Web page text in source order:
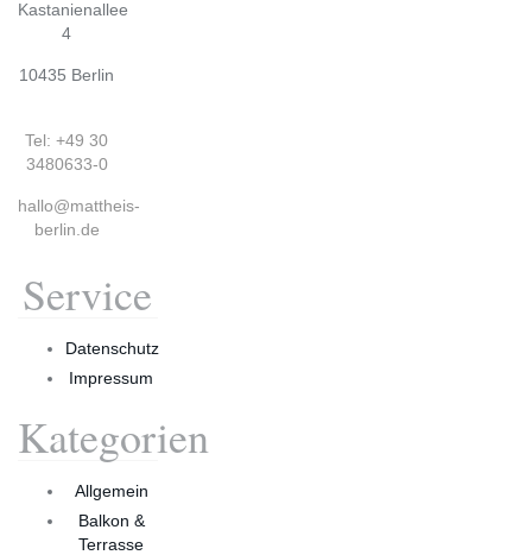
Kastanienallee
4
10435 Berlin
Tel: +49 30
3480633-0
hallo@mattheis-
berlin.de
Service
Datenschutz
Impressum
Kategorien
Allgemein
Balkon &
Terrasse